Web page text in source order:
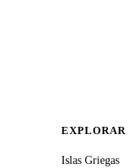
EXPLORAR
Islas Griegas